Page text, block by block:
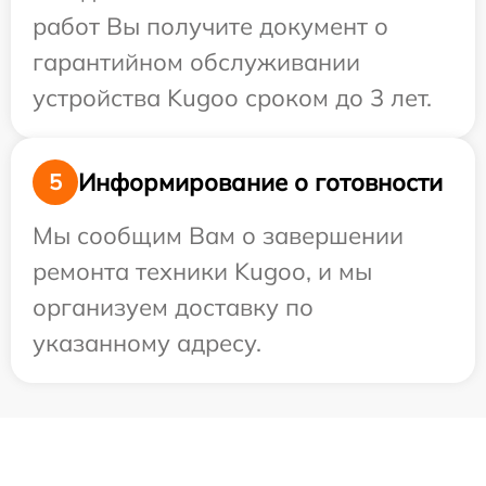
работ Вы получите документ о
гарантийном обслуживании
устройства Kugoo сроком до 3 лет.
5
Информирование о готовности
Мы сообщим Вам о завершении
ремонта техники Kugoo, и мы
организуем доставку по
указанному адресу.